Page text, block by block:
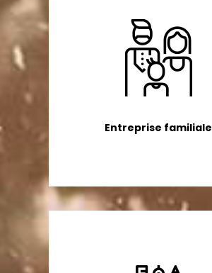
Entreprise familiale